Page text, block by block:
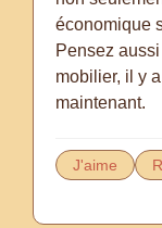
économique
Pensez
mobilier, il y
maintenant.
J'aime